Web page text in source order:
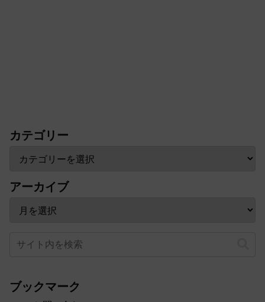
カテゴリー
アーカイブ
ブックマーク